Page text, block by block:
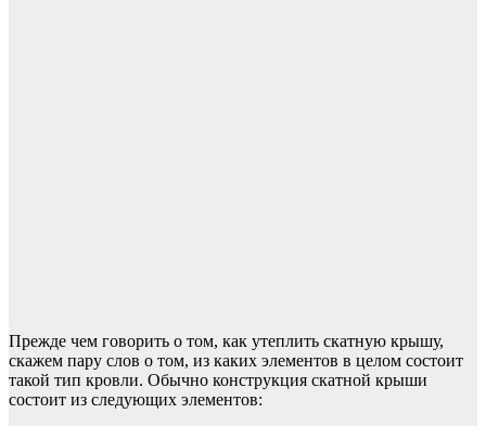
Прежде чем говорить о том, как утеплить скатную крышу,
скажем пару слов о том, из каких элементов в целом состоит
такой тип кровли. Обычно конструкция скатной крыши
состоит из следующих элементов: